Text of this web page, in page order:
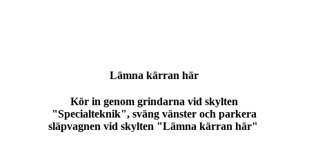
Lämna kärran här
Kör in genom grindarna vid skylten
"Specialteknik", sväng vänster och parkera
släpvagnen vid skylten "Lämna kärran här"